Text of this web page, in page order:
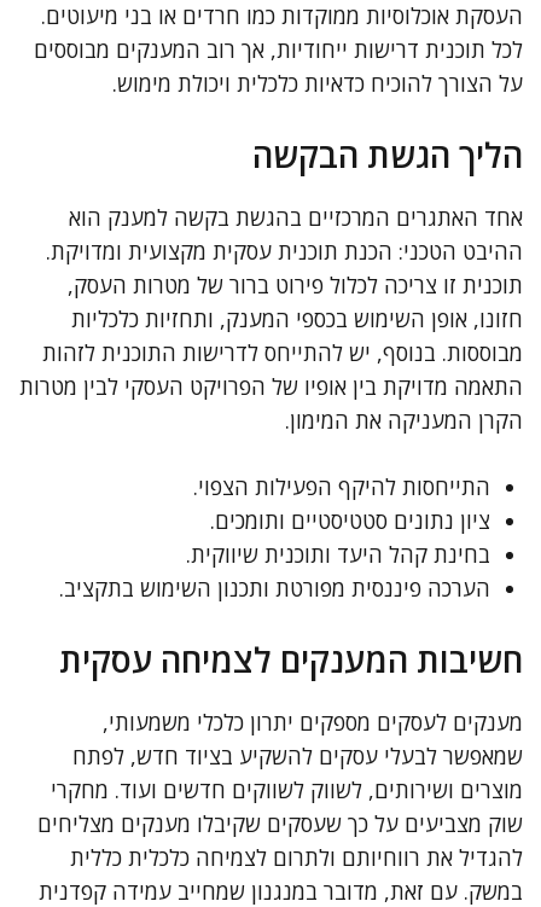
העסקת אוכלוסיות ממוקדות כמו חרדים או בני מיעוטים.
לכל תוכנית דרישות ייחודיות, אך רוב המענקים מבוססים
על הצורך להוכיח כדאיות כלכלית ויכולת מימוש.
הליך הגשת הבקשה
אחד האתגרים המרכזיים בהגשת בקשה למענק הוא
ההיבט הטכני: הכנת תוכנית עסקית מקצועית ומדויקת.
תוכנית זו צריכה לכלול פירוט ברור של מטרות העסק,
חזונו, אופן השימוש בכספי המענק, ותחזיות כלכליות
מבוססות. בנוסף, יש להתייחס לדרישות התוכנית לזהות
התאמה מדויקת בין אופיו של הפרויקט העסקי לבין מטרות
הקרן המעניקה את המימון.
התייחסות להיקף הפעילות הצפוי.
ציון נתונים סטטיסטיים ותומכים.
בחינת קהל היעד ותוכנית שיווקית.
הערכה פיננסית מפורטת ותכנון השימוש בתקציב.
חשיבות המענקים לצמיחה עסקית
מענקים לעסקים מספקים יתרון כלכלי משמעותי,
שמאפשר לבעלי עסקים להשקיע בציוד חדש, לפתח
מוצרים ושירותים, לשווק לשווקים חדשים ועוד. מחקרי
שוק מצביעים על כך שעסקים שקיבלו מענקים מצליחים
להגדיל את רווחיותם ולתרום לצמיחה כלכלית כללית
במשק. עם זאת, מדובר במנגנון שמחייב עמידה קפדנית